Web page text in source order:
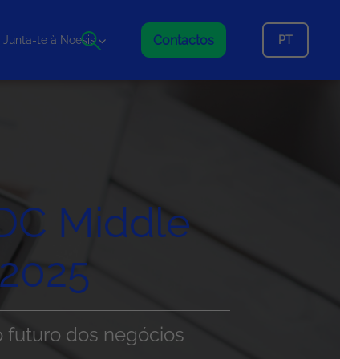
Junta-te à Noesis Contactos PT
Middle
futuro dos negócios